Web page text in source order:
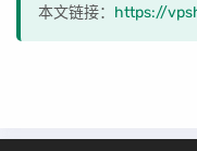
本文链接： https://